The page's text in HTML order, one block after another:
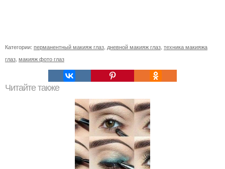
Категории: перманентный макияж глаз дневной макияж глаз техника макияжа
глаз макияж фото глаз
Читайте также